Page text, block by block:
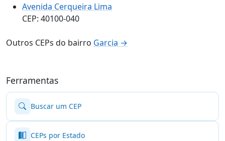
Avenida Cerqueira Lima
CEP: 40100-040
Outros CEPs do bairro Garcia →
Ferramentas
Buscar um CEP
CEPs por Estado